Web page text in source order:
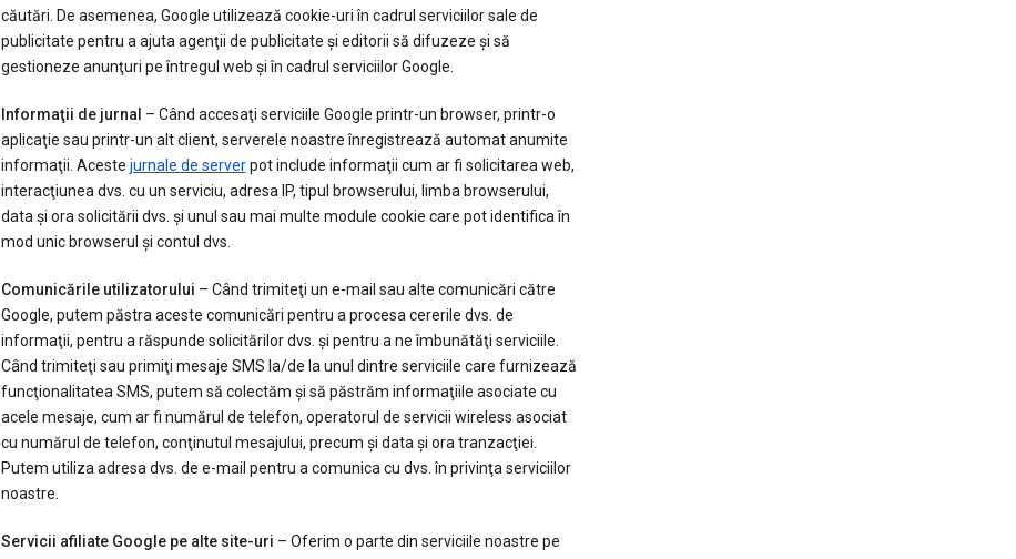
căutări. De asemenea, Google utilizează cookie-uri în cadrul serviciilor sale de
publicitate pentru a ajuta agenţii de publicitate şi editorii să difuzeze şi să
gestioneze anunţuri pe întregul web şi în cadrul serviciilor Google.
Informaţii de jurnal – Când accesaţi serviciile Google printr-un browser, printr-o
aplicaţie sau printr-un alt client, serverele noastre înregistrează automat anumite
informaţii. Aceste jurnale de serverpot include informaţii cum ar fi solicitarea web,
interacţiunea dvs. cu un serviciu, adresa IP, tipul browserului, limba browserului,
data şi ora solicitării dvs. şi unul sau mai multe module cookie care pot identifica în
mod unic browserul şi contul dvs.
Comunicările utilizatorului – Când trimiteţi un e-mail sau alte comunicări către
Google, putem păstra aceste comunicări pentru a procesa cererile dvs. de
informaţii, pentru a răspunde solicitărilor dvs. şi pentru a ne îmbunătăţi serviciile.
Când trimiteţi sau primiţi mesaje SMS la/de la unul dintre serviciile care furnizează
funcţionalitatea SMS, putem să colectăm şi să păstrăm informaţiile asociate cu
acele mesaje, cum ar fi numărul de telefon, operatorul de servicii wireless asociat
cu numărul de telefon, conţinutul mesajului, precum şi data şi ora tranzacţiei.
Putem utiliza adresa dvs. de e-mail pentru a comunica cu dvs. în privinţa serviciilor
noastre.
Servicii afiliate Google pe alte site-uri – Oferim o parte din serviciile noastre pe